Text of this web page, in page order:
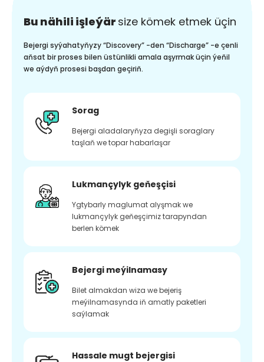
Bu nähili işleýär size kömek etmek üçin
Bejergi syýahatyňyzy “Discovery” -den “Discharge” -e çenli
aňsat bir proses bilen üstünlikli amala aşyrmak üçin ýeňil
we aýdyň prosesi başdan geçiriň.
Sorag
Bejergi aladalaryňyza degişli soraglary
taşlaň we topar habarlaşar
Lukmançylyk geňeşçisi
Ygtybarly maglumat alyşmak we
lukmançylyk geňeşçimiz tarapyndan
berlen kömek
Bejergi meýilnamasy
Bilet almakdan wiza we bejeriş
meýilnamasynda iň amatly paketleri
saýlamak
Hassale mugt bejergisi